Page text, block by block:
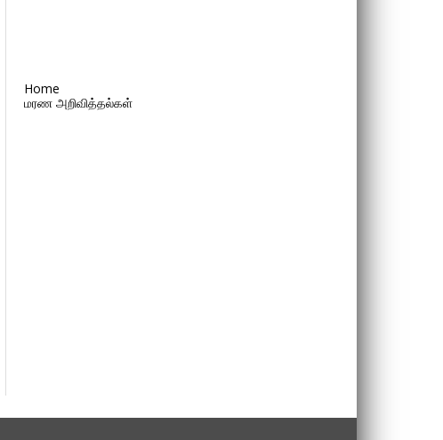
Home
மரண அறிவித்தல்கள்